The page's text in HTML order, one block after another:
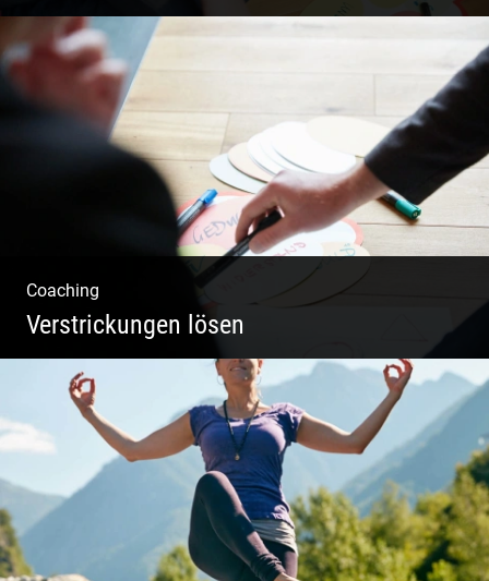
Deine Darstellung nach außen und innen
Coaching
Verstrickungen lösen
Systemisches Coaching & Systemische
Aufstellung